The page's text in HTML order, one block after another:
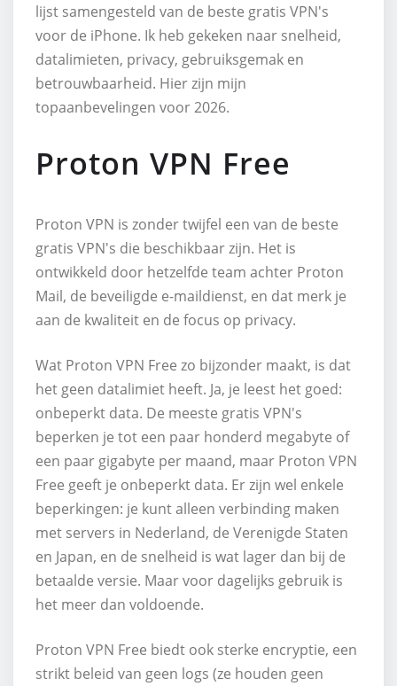
lijst samengesteld van de beste gratis VPN's
voor de iPhone. Ik heb gekeken naar snelheid,
datalimieten, privacy, gebruiksgemak en
betrouwbaarheid. Hier zijn mijn
topaanbevelingen voor 2026.
Proton VPN Free
Proton VPN is zonder twijfel een van de beste
gratis VPN's die beschikbaar zijn. Het is
ontwikkeld door hetzelfde team achter Proton
Mail, de beveiligde e-maildienst, en dat merk je
aan de kwaliteit en de focus op privacy.
Wat Proton VPN Free zo bijzonder maakt, is dat
het geen datalimiet heeft. Ja, je leest het goed:
onbeperkt data. De meeste gratis VPN's
beperken je tot een paar honderd megabyte of
een paar gigabyte per maand, maar Proton VPN
Free geeft je onbeperkt data. Er zijn wel enkele
beperkingen: je kunt alleen verbinding maken
met servers in Nederland, de Verenigde Staten
en Japan, en de snelheid is wat lager dan bij de
betaalde versie. Maar voor dagelijks gebruik is
het meer dan voldoende.
Proton VPN Free biedt ook sterke encryptie, een
strikt beleid van geen logs (ze houden geen